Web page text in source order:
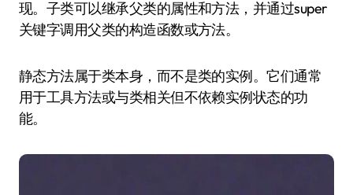
现。子类可以继承父类的属性和方法，并通过super
关键字调用父类的构造函数或方法。
静态方法属于类本身，而不是类的实例。它们通常
用于工具方法或与类相关但不依赖实例状态的功
能。